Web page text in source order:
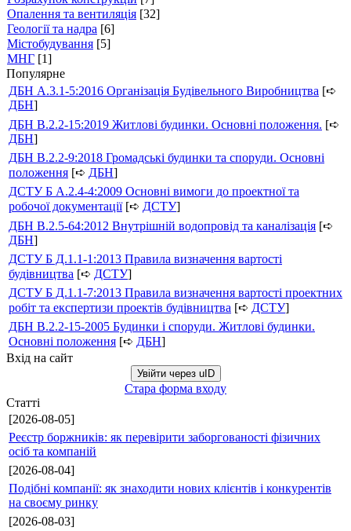
Опалення та вентиляція [32]
Геології та надра [6]
Містобудування [5]
МНГ [1]
Популярне
ДБН А.3.1-5:2016 Організація Будівельного Виробництва [➪
ДБН]
ДБН В.2.2-15:2019 Житлові будинки. Основні положення. [➪
ДБН]
ДБН В.2.2-9:2018 Громадські будинки та споруди. Основні
положення [➪ ДБН]
ДСТУ Б А.2.4-4:2009 Основні вимоги до проектної та
робочої документації[➪ ДСТУ]
ДБН В.2.5-64:2012 Внутрішній водопровід та каналізація [➪
ДБН]
ДСТУ Б Д.1.1-1:2013 Правила визначення вартості
будівництва [➪ ДСТУ]
ДСТУ Б Д.1.1-7:2013 Правила визначення вартості проектних
робіт та експертизи проектів будівництва [➪ ДСТУ]
ДБН В.2.2-15-2005 Будинки і споруди. Житлові будинки.
Основні положення [➪ ДБН]
Вхід на сайт
Увійти через uID
Стара форма входу
Статті
[2026-08-05]
Реєстр боржників: як перевірити заборгованості фізичних
осіб та компаній
[2026-08-04]
Подібні компанії: як знаходити нових клієнтів і конкурентів
на своєму ринку
[2026-08-03]